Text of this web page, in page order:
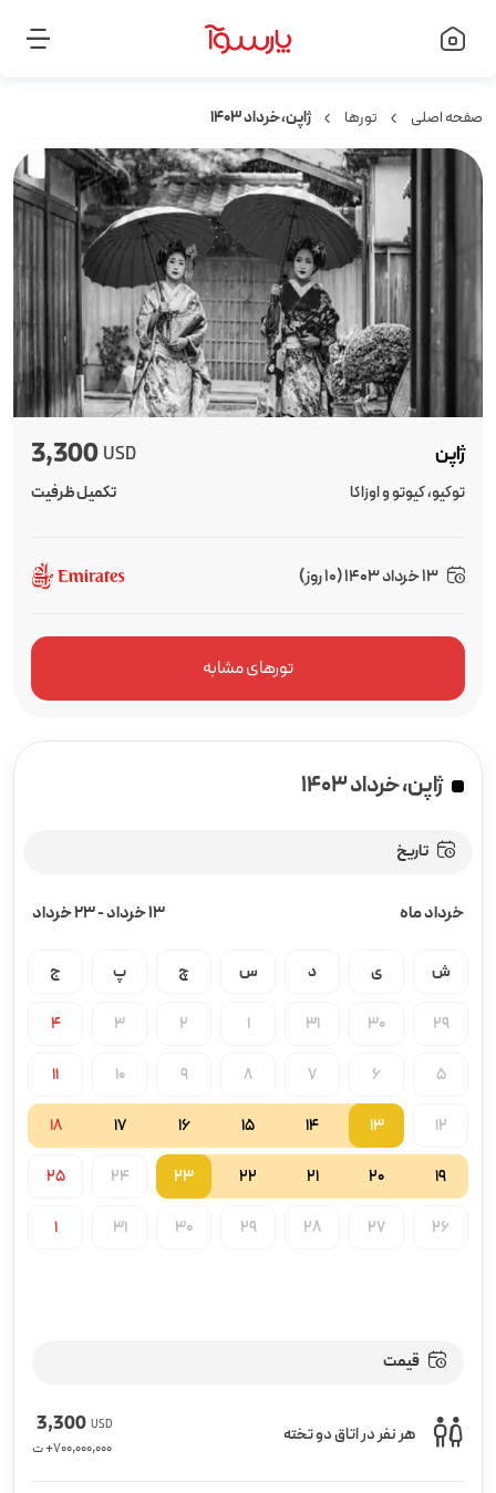
صفحه اصلی تورها ژاپن، خرداد ۱۴۰۳
ژاپن USD
3,300
توکیو، کیوتو و اوزاکا تکمیل ظرفیت
13 خرداد 1403 (10 روز)
تورهای مشابه
ژاپن، خرداد ۱۴۰۳
تاریخ
خرداد ماه 13 خرداد -23 خرداد
ش ی د س چ پ ج
29
30
31
1
2
3
4
5
6
7
8
9
10
11
12
13
14
15
16
17
18
19
20
21
22
23
24
25
26
27
28
29
30
31
1
قیمت
هر نفر در اتاق دو تخته USD
3,300
700,000,000+ ت